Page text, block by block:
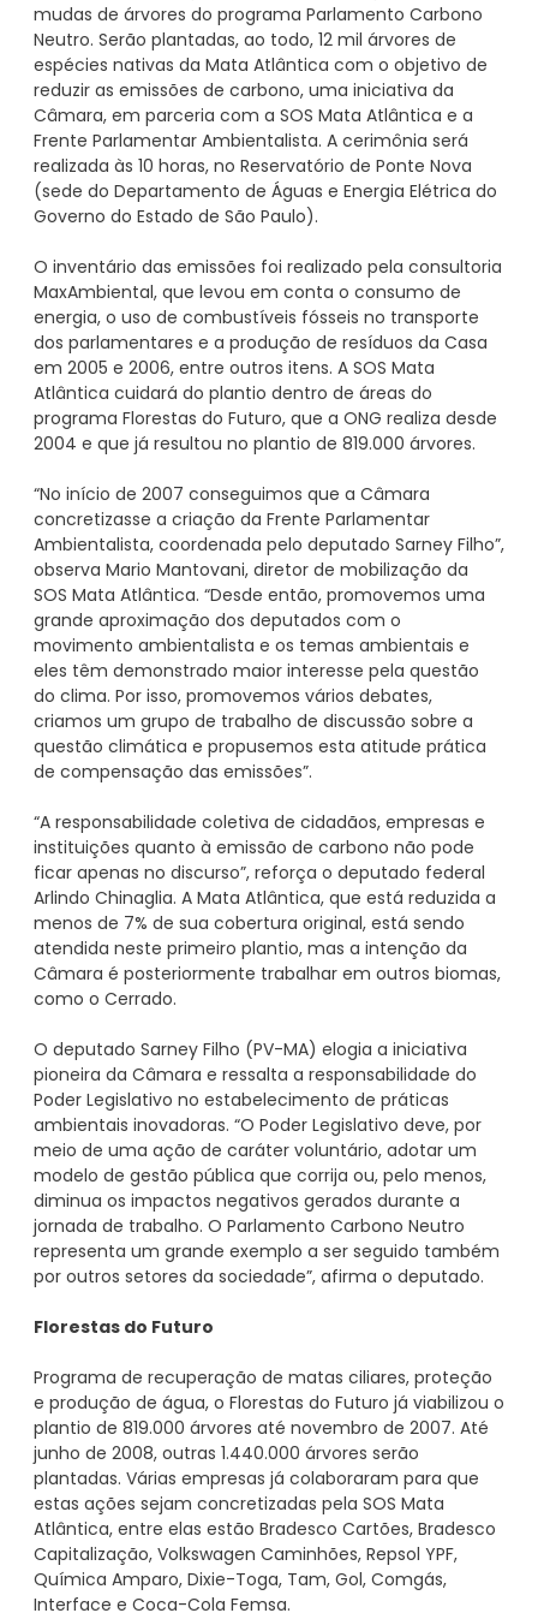
mudas de árvores do programa Parlamento Carbono
Neutro. Serão plantadas, ao todo, 12 mil árvores de
espécies nativas da Mata Atlântica com o objetivo de
reduzir as emissões de carbono, uma iniciativa da
Câmara, em parceria com a SOS Mata Atlântica e a
Frente Parlamentar Ambientalista. A cerimônia será
realizada às 10 horas, no Reservatório de Ponte Nova
(sede do Departamento de Águas e Energia Elétrica do
Governo do Estado de São Paulo).
O inventário das emissões foi realizado pela consultoria
MaxAmbiental, que levou em conta o consumo de
energia, o uso de combustíveis fósseis no transporte
dos parlamentares e a produção de resíduos da Casa
em 2005 e 2006, entre outros itens. A SOS Mata
Atlântica cuidará do plantio dentro de áreas do
programa Florestas do Futuro, que a ONG realiza desde
2004 e que já resultou no plantio de 819.000 árvores.
“No início de 2007 conseguimos que a Câmara
concretizasse a criação da Frente Parlamentar
Ambientalista, coordenada pelo deputado Sarney Filho”,
observa Mario Mantovani, diretor de mobilização da
SOS Mata Atlântica. “Desde então, promovemos uma
grande aproximação dos deputados com o
movimento ambientalista e os temas ambientais e
eles têm demonstrado maior interesse pela questão
do clima. Por isso, promovemos vários debates,
criamos um grupo de trabalho de discussão sobre a
questão climática e propusemos esta atitude prática
de compensação das emissões”.
“A responsabilidade coletiva de cidadãos, empresas e
instituições quanto à emissão de carbono não pode
ficar apenas no discurso”, reforça o deputado federal
Arlindo Chinaglia. A Mata Atlântica, que está reduzida a
menos de 7% de sua cobertura original, está sendo
atendida neste primeiro plantio, mas a intenção da
Câmara é posteriormente trabalhar em outros biomas,
como o Cerrado.
O deputado Sarney Filho (PV-MA) elogia a iniciativa
pioneira da Câmara e ressalta a responsabilidade do
Poder Legislativo no estabelecimento de práticas
ambientais inovadoras. “O Poder Legislativo deve, por
meio de uma ação de caráter voluntário, adotar um
modelo de gestão pública que corrija ou, pelo menos,
diminua os impactos negativos gerados durante a
jornada de trabalho. O Parlamento Carbono Neutro
representa um grande exemplo a ser seguido também
por outros setores da sociedade”, afirma o deputado.
Florestas do Futuro
Programa de recuperação de matas ciliares, proteção
e produção de água, o Florestas do Futuro já viabilizou o
plantio de 819.000 árvores até novembro de 2007. Até
junho de 2008, outras 1.440.000 árvores serão
plantadas. Várias empresas já colaboraram para que
estas ações sejam concretizadas pela SOS Mata
Atlântica, entre elas estão Bradesco Cartões, Bradesco
Capitalização, Volkswagen Caminhões, Repsol YPF,
Química Amparo, Dixie-Toga, Tam, Gol, Comgás,